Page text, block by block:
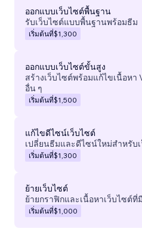
ออกแบบเว็บไซต์พื้นฐาน
รับเว็บไซต์แบบพื้นฐานพร้อมธีม
เริ่มต้นที่$1,300
ออกแบบเว็บไซต์ขั้นสูง
สร้างเว็บไซต์พร้อมแก้ไขเนื้อหา
อื่น ๆ
เริ่มต้นที่$1,500
แก้ไขดีไซน์เว็บไซต์
เปลี่ยนธีมและดีไซน์ใหม่สำหรับ
เริ่มต้นที่$1,300
ย้ายเว็บไซต์
ย้ายกราฟิกและเนื้อหาเว็บไซต์ที่
เริ่มต้นที่$1,000